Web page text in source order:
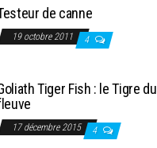
de canne
19 octobre 2011 4
Tiger Fish : le Tigre du
17 décembre 2015 4